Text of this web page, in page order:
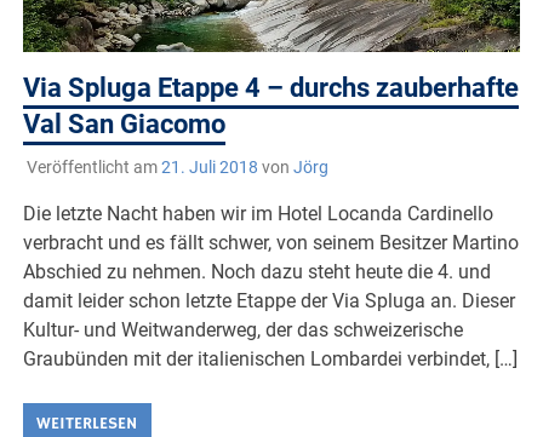
Via Spluga Etappe 4 – durchs zauberhafte
Val San Giacomo
Veröffentlicht am21. Juli 2018 von Jörg
Die letzte Nacht haben wir im Hotel Locanda Cardinello
verbracht und es fällt schwer, von seinem Besitzer Martino
Abschied zu nehmen. Noch dazu steht heute die 4. und
damit leider schon letzte Etappe der Via Spluga an. Dieser
Kultur- und Weitwanderweg, der das schweizerische
Graubünden mit der italienischen Lombardei verbindet, […]
WEITERLESEN